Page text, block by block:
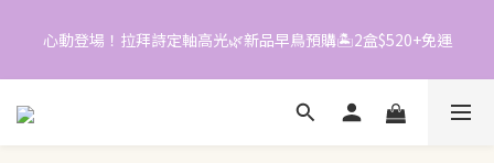
📱加入官方LINE｜領$50折價券
5
3
02
0
02
0
心動登場！拉拜詩定軸高光🌿新品早鳥預購🏝️2盒$520+免運
📱加入官方LINE｜領$50折價券